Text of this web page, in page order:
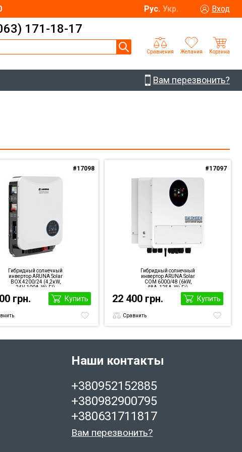
Рус. Укр. Вход
171-18-17
Сравнения Желания Корзина
Вам перезвонить?
#17098
Гибридный солнечный
инвертор ARUNA Solar
BOX 4200/24 (4,2кW,
24V, 100A, Wi-FI)
грн. Купить
#17097
Гибридный солнечный
инвертор ARUNA Solar
COM 6000/48 (6kW,
48A, 125А, Wi-Fi)
22 400 грн. Купить
Сравнить
Наши контакты
+380952152885
+380982900795
+380631711817
Вам перезвонить?